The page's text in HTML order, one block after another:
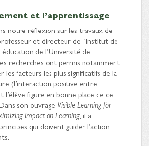
et l’apprentissage
notre réflexion sur les travaux de
et directeur de l’Institut de
de l’Université de
recherches ont permis notamment
les facteurs les plus significatifs de la
(l’interaction positive entre
l’élève figure en bonne place de ce
son ouvrage Visible Learning for
Impact on Learning , il a
qui doivent guider l’action